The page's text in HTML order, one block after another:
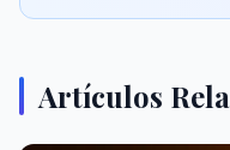
Artículos